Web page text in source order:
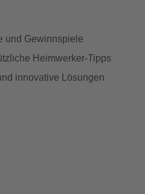
und Gewinnspiele
Heimwerker-Tipps
innovative Lösungen